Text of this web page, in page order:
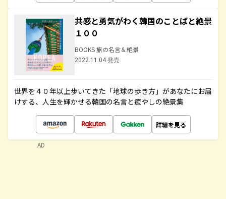
共感と勇気がわく韓国のことばと絶景
１００
BOOKS 旅の名言＆絶景
2022.11.04 発売
世界を４０年以上歩いてきた「地球の歩き方」があなたにお届
けする、人生を輝かせる韓国の名言と癒やしの絶景集
詳細を見る
AD